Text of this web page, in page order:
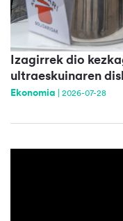
Izagirrek dio
ultraeskuinaren
Ekonomia 2026-07-28